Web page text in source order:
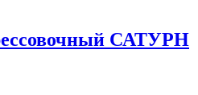
САТУРН